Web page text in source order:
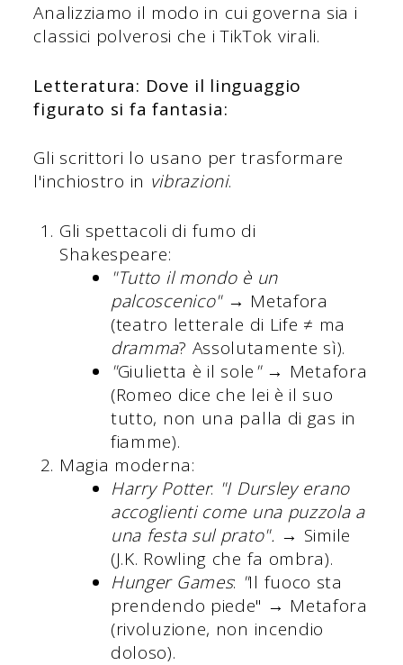
Analizziamo il modo in cui governa sia i
classici polverosi che i TikTok virali.
Letteratura: Dove il linguaggio
figurato si fa fantasia:
Gli scrittori lo usano per trasformare
l'inchiostro in vibrazioni.
Gli spettacoli di fumo di
Shakespeare:
"Tutto il mondo è un
palcoscenico"→ Metafora
(teatro letterale di Life ≠ ma
dramma? Assolutamente sì).
"Giulietta è il sole"→ Metafora
(Romeo dice che lei è il suo
tutto, non una palla di gas in
fiamme).
Magia moderna:
Harry Potter: "I Dursley erano
accoglienti come una puzzola a
una festa sul prato". → Simile
(J.K. Rowling che fa ombra).
Hunger Games: "Il fuoco sta
prendendo piede" → Metafora
(rivoluzione, non incendio
doloso).